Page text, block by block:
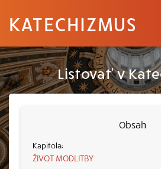
KATECHIZMUS
Listovať v
Obsah
ŽIVOT MODLITBY